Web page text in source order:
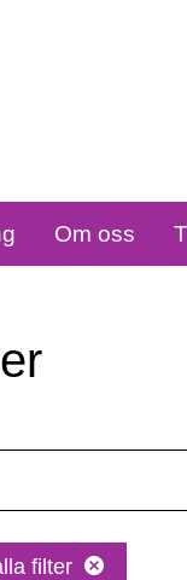
Om oss
filter